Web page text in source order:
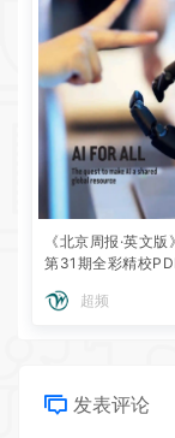
《北京周报·英文
第31期全彩精校
超频
发表评论